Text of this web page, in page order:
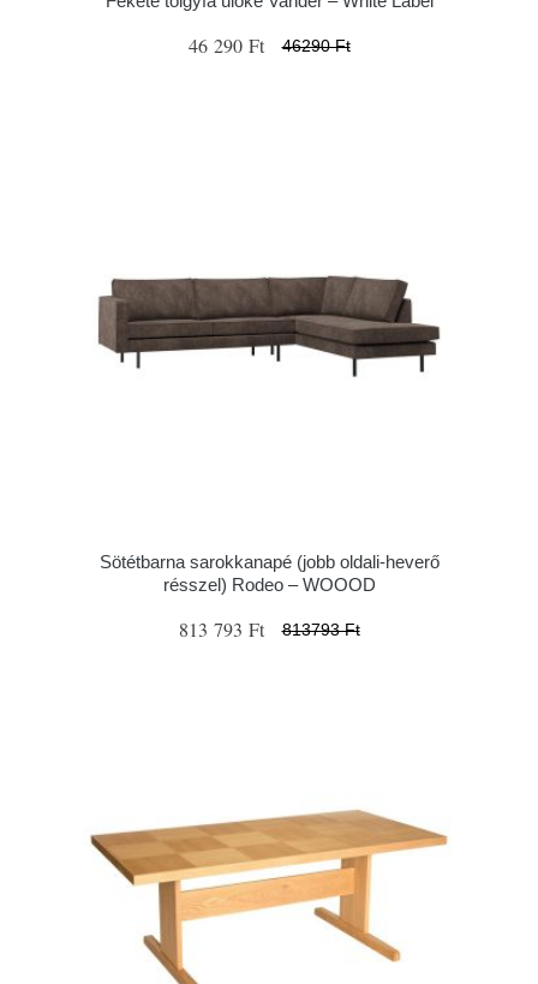
46 290 Ft 46290 Ft
Sötétbarna sarokkanapé (jobb oldali-heverő
résszel) Rodeo – WOOOD
813 793 Ft 813793 Ft